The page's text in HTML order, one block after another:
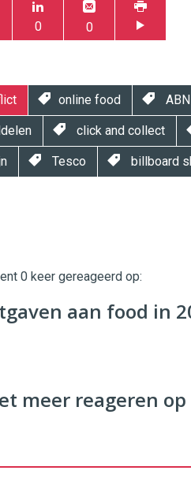
0 0
online food
click and collect
Tesco billboard
0 keer gereageerd op:
aan food in
meer reageren